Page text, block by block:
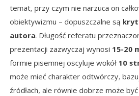
temat, przy czym nie narzuca on
obiektywizmu – dopuszczalne są
autora. Długość referatu
prezentacji zazwyczaj wynosi 15-20
formie pisemnej oscyluje wokół 10
może mieć charakter odtwórczy,
źródłach, ale równie dobrze może